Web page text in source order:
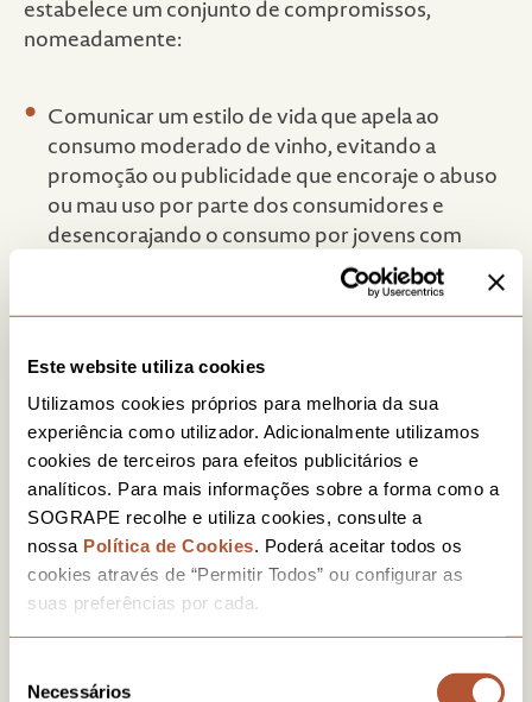
Este website utiliza cookies
Utilizamos cookies próprios para melhoria da sua
experiência como utilizador. Adicionalmente utilizamos
cookies de terceiros para efeitos publicitários e
analíticos. Para mais informações sobre a forma como a
SOGRAPE recolhe e utiliza cookies, consulte a
nossa Política de Cookies. Poderá aceitar todos os
cookies através de “Permitir Todos” ou configurar as
suas preferências por cada.
Necessários
estabelece um conjunto de compromissos,
nomeadamente:
Comunicar um estilo de vida que apela ao
consumo moderado de vinho, evitando a
promoção ou publicidade que encoraje o abuso
ou mau uso por parte dos consumidores e
desencorajando o consumo por jovens com
menos de 18 anos, grávidas ou pessoas com
vigor, divulgando-as aos seus distribuidores,
clientes e consumidores;
Concretizar medidas internas de autorregulação
no marketing e vendas dos seus vinhos,
incluindo formação das respetivas equipas e
informação sobre moderação e
responsabilidade para os consumidores que
visitam as suas instalações;
informação específica sobre vinho e saúde, bem